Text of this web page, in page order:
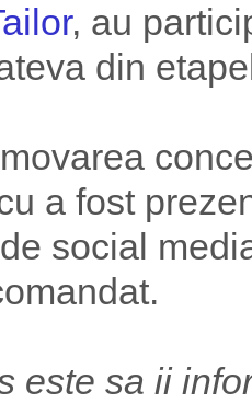
, au
din
a fost
social
este sa ii